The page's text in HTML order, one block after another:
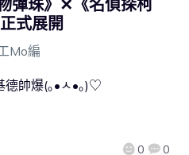
彈珠》✕《名偵探柯
式展開
Mo編
0 0
德帥爆(｡•ㅅ•｡)♡